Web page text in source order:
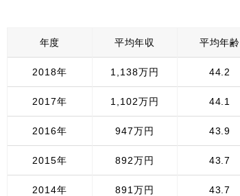
年度 平均年収 平均年齢
2018年 1,138万円 44.2
2017年 1,102万円 44.1
2016年 947万円 43.9
2015年 892万円 43.7
2014年 891万円 43.7